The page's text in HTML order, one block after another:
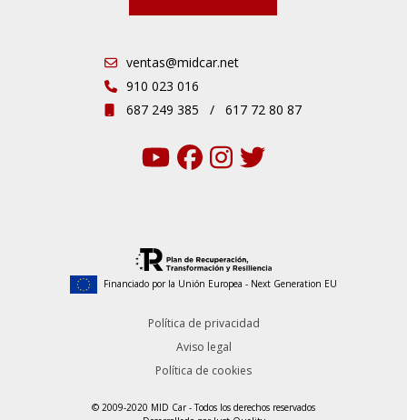
ventas@midcar.net
910 023 016
687 249 385
/ 617 72 80 87
Financiado por la Unión Europea - Next Generation EU
Política de privacidad
Aviso legal
Política de cookies
© 2009-2020 MID Car - Todos los derechos reservados